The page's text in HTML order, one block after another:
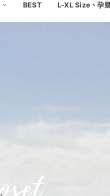
BEST L-XL Size、孕